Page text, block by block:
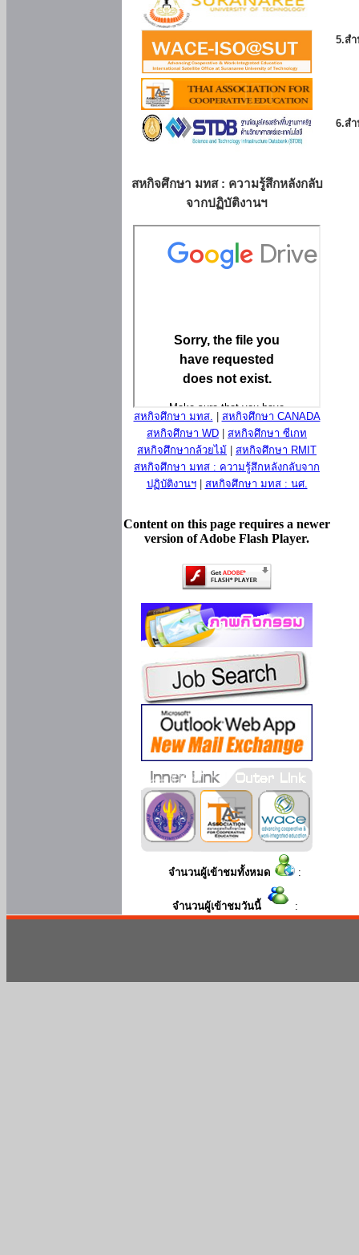
สหกิจศึกษา มทส : ความรู้สึกหลังกลับ
จากปฏิบัติงานฯ
สหกิจศึกษา มทส.
สหกิจศึกษา CANADA
สหกิจศึกษา WD
สหกิจศึกษา ซีเกท
สหกิจศึกษากล้วยไม้
สหกิจศึกษา RMIT
สหกิจศึกษา มทส : ความรู้สึกหลังกลับจาก
ปฏิบัติงานฯ| สหกิจศึกษา มทส : นศ.
Content on this page requires a newer
version of Adobe Flash Player.
จำนวนผู้เข้าชมทั้งหมด :
จำนวนผู้เข้าชมวันนี้ :
5.ส
6.ส